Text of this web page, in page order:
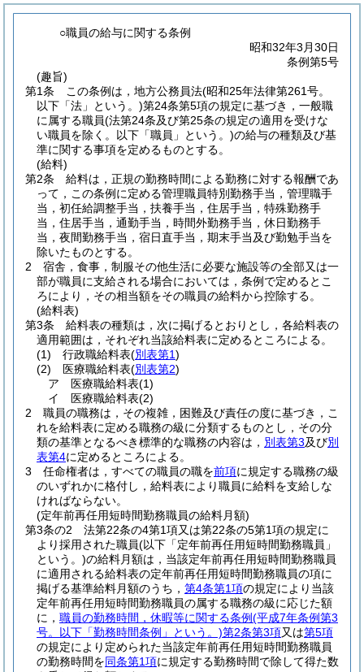
○職員の給与に関する条例
昭和32年3月30日
条例第5号
(趣旨)
第1条
この条例は，地方公務員法(昭和25年法律第261号。
以下「法」という。)第24条第5項の規定に基づき，一般職
に属する職員(法第24条及び第25条の規定の適用を受けな
い職員を除く。以下「職員」という。)の給与の種類及び基
準に関する事項を定めるものとする。
(給料)
第2条
給料は，正規の勤務時間による勤務に対する報酬であ
って，この条例に定める管理職員特別勤務手当，管理職手
当，初任給調整手当，扶養手当，住居手当，特殊勤務手
当，住居手当，通勤手当，時間外勤務手当，休日勤務手
当，夜間勤務手当，宿日直手当，期末手当及び勤勉手当を
除いたものとする。
2
宿舎，食事，制服その他生活に必要な施設等の全部又は一
部が職員に支給される場合においては，条例で定めるとこ
ろにより，その相当額をその職員の給料から控除する。
(給料表)
第3条
給料表の種類は，次に掲げるとおりとし，各給料表の
適用範囲は，それぞれ当該給料表に定めるところによる。
(1)
行政職給料表(別表第1)
(2)
医療職給料表(別表第2)
ア
医療職給料表(1)
イ
医療職給料表(2)
2
職員の職務は，その複雑，困難及び責任の度に基づき，こ
れを給料表に定める職務の級に分類するものとし，その分
類の基準となるべき標準的な職務の内容は， 別表第3及び別
表第4に定めるところによる。
3
任命権者は，すべての職員の職を前項に規定する職務の級
のいずれかに格付し，給料表により職員に給料を支給しな
ければならない。
(定年前再任用短時間勤務職員の給料月額)
第3条の2
法第22条の4第1項又は第22条の5第1項の規定に
より採用された職員(以下「定年前再任用短時間勤務職員」
という。)の給料月額は，当該定年前再任用短時間勤務職員
に適用される給料表の定年前再任用短時間勤務職員の項に
掲げる基準給料月額のうち， 第4条第1項の規定により当該
定年前再任用短時間勤務職員の属する職務の級に応じた額
に， 職員の勤務時間，休暇等に関する条例(平成7年条例第3
号。以下「勤務時間条例」という。)第2条第3項又は第5項
の規定により定められた当該定年前再任用短時間勤務職員
の勤務時間を同条第1項に規定する勤務時間で除して得た数